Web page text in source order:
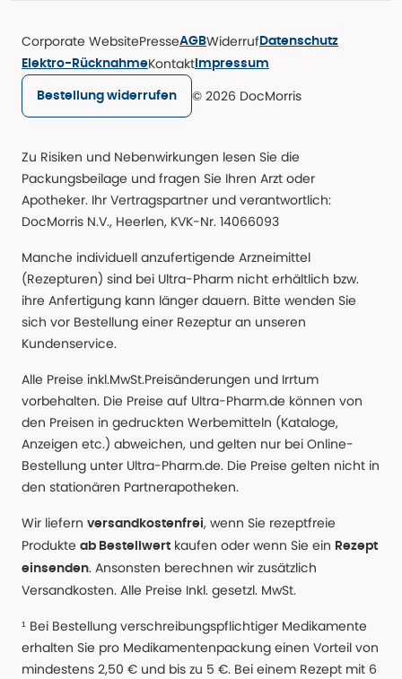
Corporate WebsitePresseAGBWiderruf Datenschutz
Elektro-RücknahmeKontakt Impressum
Bestellung widerrufen © 2026 DocMorris
Zu Risiken und Nebenwirkungen lesen Sie die
Packungsbeilage und fragen Sie Ihren Arzt oder
Apotheker. Ihr Vertragspartner und verantwortlich:
DocMorris N.V., Heerlen, KVK-Nr. 14066093
Manche individuell anzufertigende Arzneimittel
(Rezepturen) sind bei Ultra-Pharm nicht erhältlich bzw.
ihre Anfertigung kann länger dauern. Bitte wenden Sie
sich vor Bestellung einer Rezeptur an unseren
Kundenservice.
Alle Preise inkl.MwSt.Preisänderungen und Irrtum
vorbehalten. Die Preise auf Ultra-Pharm.de können von
den Preisen in gedruckten Werbemitteln (Kataloge,
Anzeigen etc.) abweichen, und gelten nur bei Online-
Bestellung unter Ultra-Pharm.de. Die Preise gelten nicht in
den stationären Partnerapotheken.
Wir liefern versandkostenfrei, wenn Sie rezeptfreie
Produkte ab Bestellwert kaufen oder wenn Sie ein Rezept
einsenden. Ansonsten berechnen wir zusätzlich
Versandkosten. Alle Preise Inkl. gesetzl. MwSt.
¹ Bei Bestellung verschreibungspflichtiger Medikamente
erhalten Sie pro Medikamentenpackung einen Vorteil von
mindestens 2,50 € und bis zu 5 €. Bei einem Rezept mit 6